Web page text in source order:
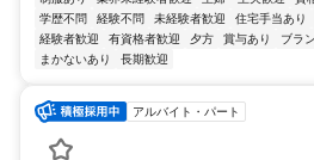
学歴不問
経験不問 未経験者歓迎 住宅手当あり
経験者歓迎
有資格者歓迎 夕方 賞与あり ブラ
まかないあり
長期歓迎
アルバイト・パート